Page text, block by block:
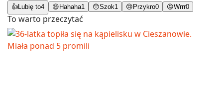
👍 Lubię to4 😄 Hahaha1 😯Szok1 😢 Przykro0 😡Wrrr0
To warto przeczytać